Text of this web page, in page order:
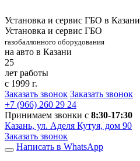
Установка и сервис ГБО в Казани
Установка и сервис ГБО
газобаллонного оборудования
на авто в Казани
25
лет работы
с 1999 г.
Заказать звонок Заказать звонок
+7 (966) 260 29 24
Принимаем звонки с 8:30-17:30
Казань, ул. Аделя Кутуя, дом 90
Заказать звонок
Написать в WhatsApp